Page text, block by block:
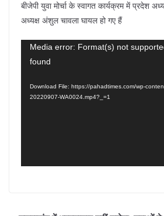
बीजेपी युवा मोर्चा के स्वागत कार्यक्रम में प्रदेश
अध्यक्ष अंशुल चावला घायल हो गए हैं
Video
Player
Media error: Format(s) not
found
Download File: https://pahadtimes.com/wp-
20220907-WA0024.mp4?_=1